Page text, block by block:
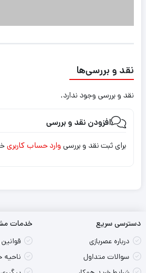
نقد و بررسی‌ها
نقد و بررسی وجود ندارد.
افزودن نقد و بررسی
برای ثبت نقد و بررسی وارد حساب کاربری
دسترسی سریع
درباره عصربازی
سوالات متداول
خدمات
ناحیه